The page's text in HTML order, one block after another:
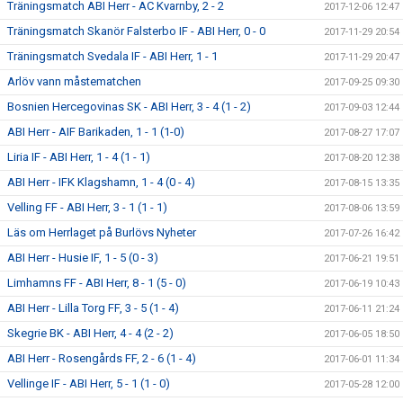
Träningsmatch ABI Herr - AC Kvarnby, 2 - 2 2017-12-06 12:47
Träningsmatch Skanör Falsterbo IF - ABI Herr, 0 - 0 2017-11-29 20:54
Träningsmatch Svedala IF - ABI Herr, 1 - 1 2017-11-29 20:47
Arlöv vann måstematchen 2017-09-25 09:30
Bosnien Hercegovinas SK - ABI Herr, 3 - 4 (1 - 2) 2017-09-03 12:44
ABI Herr - AIF Barikaden, 1 - 1 (1-0) 2017-08-27 17:07
Liria IF - ABI Herr, 1 - 4 (1 - 1) 2017-08-20 12:38
ABI Herr - IFK Klagshamn, 1 - 4 (0 - 4) 2017-08-15 13:35
Velling FF - ABI Herr, 3 - 1 (1 - 1) 2017-08-06 13:59
Läs om Herrlaget på Burlövs Nyheter 2017-07-26 16:42
ABI Herr - Husie IF, 1 - 5 (0 - 3) 2017-06-21 19:51
Limhamns FF - ABI Herr, 8 - 1 (5 - 0) 2017-06-19 10:43
ABI Herr - Lilla Torg FF, 3 - 5 (1 - 4) 2017-06-11 21:24
Skegrie BK - ABI Herr, 4 - 4 (2 - 2) 2017-06-05 18:50
ABI Herr - Rosengårds FF, 2 - 6 (1 - 4) 2017-06-01 11:34
Vellinge IF - ABI Herr, 5 - 1 (1 - 0) 2017-05-28 12:00